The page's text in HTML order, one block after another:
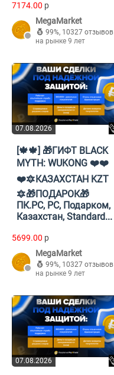
7174.00 p
MegaMarket
99%, 10327 отзывов
на рынке 9 лет
07.08.2026
[🍁🍁] 🎁ГИФТ BLACK
MYTH: WUKONG ❤️❤️
❤️🔯КАЗАХСТАН KZT
🔯🎁ПОДАРОК🎁
ПК.PC, PC, Подарком,
Казахстан, Standard...
5699.00 p
MegaMarket
99%, 10327 отзывов
на рынке 9 лет
07.08.2026